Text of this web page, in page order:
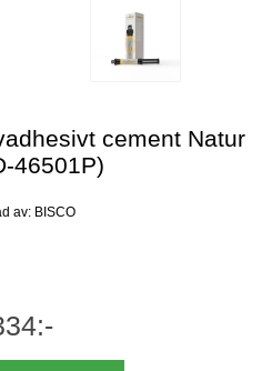
cement Natur
46501P)
av: BISCO